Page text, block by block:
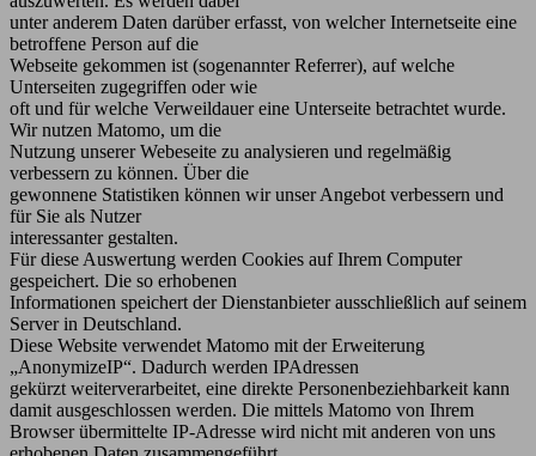
unter anderem Daten darüber erfasst, von welcher Internetseite eine
betroffene Person auf die
Webseite gekommen ist (sogenannter Referrer), auf welche
Unterseiten zugegriffen oder wie
oft und für welche Verweildauer eine Unterseite betrachtet wurde.
Wir nutzen Matomo, um die
Nutzung unserer Webeseite zu analysieren und regelmäßig
verbessern zu können. Über die
gewonnene Statistiken können wir unser Angebot verbessern und
für Sie als Nutzer
interessanter gestalten.
Für diese Auswertung werden Cookies auf Ihrem Computer
gespeichert. Die so erhobenen
Informationen speichert der Dienstanbieter ausschließlich auf seinem
Server in Deutschland.
Diese Website verwendet Matomo mit der Erweiterung
„AnonymizeIP“. Dadurch werden IPAdressen
gekürzt weiterverarbeitet, eine direkte Personenbeziehbarkeit kann
damit ausgeschlossen werden. Die mittels Matomo von Ihrem
Browser übermittelte IP-Adresse wird nicht mit anderen von uns